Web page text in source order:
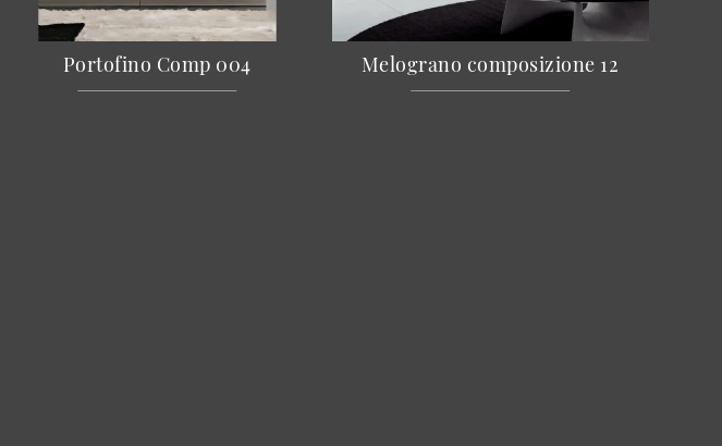
Portofino Comp 004 Melograno composizione 12